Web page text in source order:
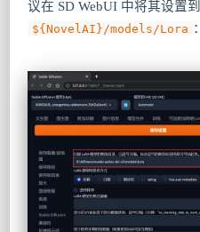
议在 SD WebUI 中将其设置到
${NovelAI}/models/Lora ：